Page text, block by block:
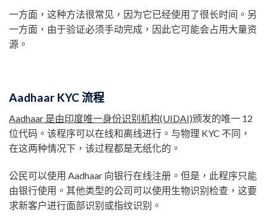
一方面，这种方法很常见，因为它已经使用了很长时间。另
一方面，由于验证必须手动完成，因此它可能会占用大量资
源。
Aadhaar KYC 流程
Aadhaar 是由印度唯一身份识别机构(UIDAI)颁发的唯一 12
位代码。该程序可以在线和离线进行。与物理 KYC 不同，
在这两种情况下，该过程都是无纸化的。
公民可以使用 Aadhaar 向银行在线注册。但是，此程序只能
由银行使用。其他类型的公司可以使用生物识别检查，这要
求新客户进行面部识别或指纹识别。